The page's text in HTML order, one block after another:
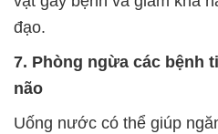
đạo.
7. Phòng ngừa các bệnh
não
Uống nước có thể giúp